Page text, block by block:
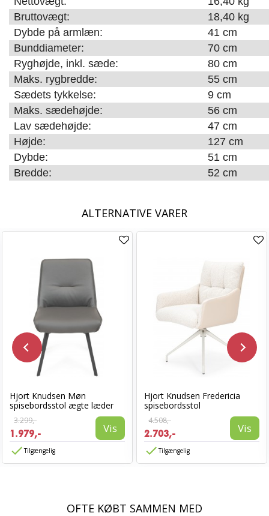
Bruttovægt:
18,40 kg
Dybde på armlæn:
41 cm
Bunddiameter:
70 cm
Ryghøjde, inkl. sæde:
80 cm
Maks. rygbredde:
55 cm
Sædets tykkelse:
9 cm
Maks. sædehøjde:
56 cm
Lav sædehøjde:
47 cm
Højde:
127 cm
Dybde:
51 cm
Bredde:
52 cm
ALTERNATIVE VARER
Hjort Knudsen Møn
spisebordsstol ægte læder
3.299,-
1.979,- Vis
Tilgængelig
Hjort Knudsen Fredericia
spisebordsstol
4.508,-
2.703,- Vis
Tilgængelig
OFTE KØBT SAMMEN MED